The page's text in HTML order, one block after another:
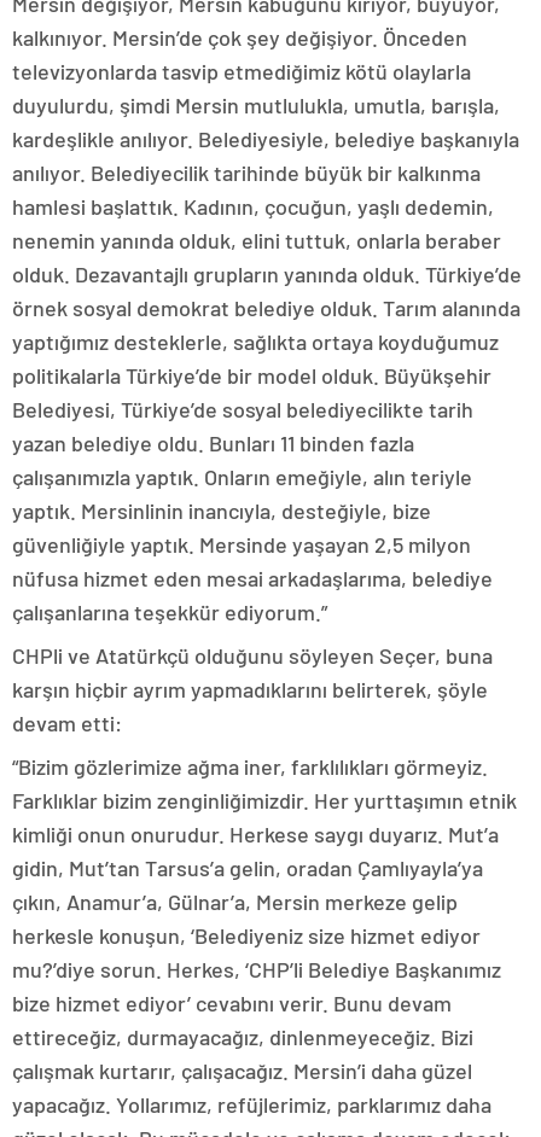
kalkınıyor. Mersin’de çok şey değişiyor. Önceden
televizyonlarda tasvip etmediğimiz kötü olaylarla
duyulurdu, şimdi Mersin mutlulukla, umutla, barışla,
kardeşlikle anılıyor. Belediyesiyle, belediye başkanıyla
anılıyor. Belediyecilik tarihinde büyük bir kalkınma
hamlesi başlattık. Kadının, çocuğun, yaşlı dedemin,
nenemin yanında olduk, elini tuttuk, onlarla beraber
olduk. Dezavantajlı grupların yanında olduk. Türkiye’de
örnek sosyal demokrat belediye olduk. Tarım alanında
yaptığımız desteklerle, sağlıkta ortaya koyduğumuz
politikalarla Türkiye’de bir model olduk. Büyükşehir
Belediyesi, Türkiye’de sosyal belediyecilikte tarih
yazan belediye oldu. Bunları 11 binden fazla
çalışanımızla yaptık. Onların emeğiyle, alın teriyle
yaptık. Mersinlinin inancıyla, desteğiyle, bize
güvenliğiyle yaptık. Mersinde yaşayan 2,5 milyon
nüfusa hizmet eden mesai arkadaşlarıma, belediye
çalışanlarına teşekkür ediyorum.”
CHPli ve Atatürkçü olduğunu söyleyen Seçer, buna
karşın hiçbir ayrım yapmadıklarını belirterek, şöyle
devam etti:
“Bizim gözlerimize ağma iner, farklılıkları görmeyiz.
Farklıklar bizim zenginliğimizdir. Her yurttaşımın etnik
kimliği onun onurudur. Herkese saygı duyarız. Mut’a
gidin, Mut’tan Tarsus’a gelin, oradan Çamlıyayla’ya
çıkın, Anamur’a, Gülnar’a, Mersin merkeze gelip
herkesle konuşun, ‘Belediyeniz size hizmet ediyor
mu?’diye sorun. Herkes, ‘CHP’li Belediye Başkanımız
bize hizmet ediyor’ cevabını verir. Bunu devam
ettireceğiz, durmayacağız, dinlenmeyeceğiz. Bizi
çalışmak kurtarır, çalışacağız. Mersin’i daha güzel
yapacağız. Yollarımız, refüjlerimiz, parklarımız daha